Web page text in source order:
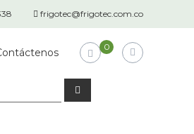
frigotec@frigotec.com.co
0
Search